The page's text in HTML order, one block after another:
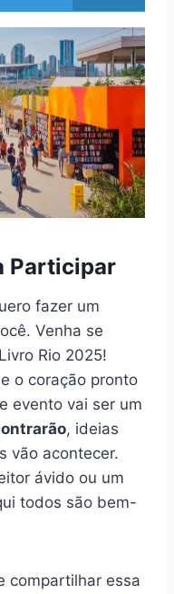
Participar
fazer um
Venha se
Rio 2025!
o coração pronto
evento vai ser um
, ideias
vão acontecer.
ávido ou um
todos são bem-
compartilhar essa